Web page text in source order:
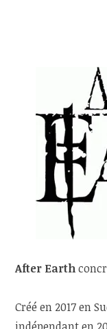
After Earth
Créé en 2017 en